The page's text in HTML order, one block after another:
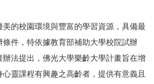
的校園環境與豐富的學習資源，具備最
條件，特依據教育部補助大學校院試辦
辦法提出，佛光大學樂齡大學計畫旨在增
靈課程有興趣之高齡者，提供有意義且